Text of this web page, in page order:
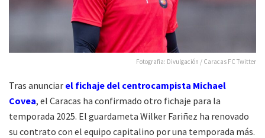
Fotografia: Divulgación / Caracas FC Twitter
Tras anunciar el fichaje del centrocampista Michael
Covea, el Caracas ha confirmado otro fichaje para la
temporada 2025. El guardameta Wilker Fariñez ha renovado
su contrato con el equipo capitalino por una temporada más.